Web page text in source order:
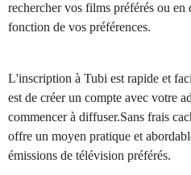
rechercher vos films préférés ou
fonction de vos préférences.
L'inscription à Tubi est rapide et
est de créer un compte avec votre
commencer à diffuser.Sans frais
offre un moyen pratique et
émissions de télévision préférés.